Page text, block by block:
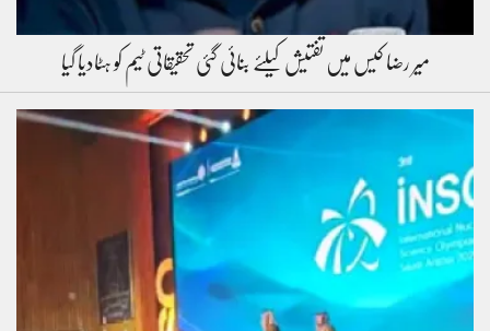
میر رضا کیس میں تفتیش کیلئے بنائی گئی تحقیقاتی ٹیم کو ہٹادیا گیا